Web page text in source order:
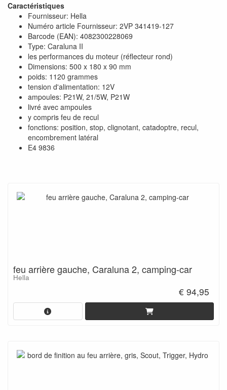
Caractéristiques
Fournisseur: Hella
Numéro article Fournisseur: 2VP 341419-127
Barcode (EAN): 4082300228069
Type: Caraluna II
les performances du moteur (réflecteur rond)
Dimensions: 500 x 180 x 90 mm
poids: 1120 grammes
tension d'alimentation: 12V
ampoules: P21W, 21/5W, P21W
livré avec ampoules
y compris feu de recul
fonctions: position, stop, clignotant, catadoptre, recul,
encombrement latéral
E4 9836
feu arrière gauche, Caraluna 2, camping-car
Hella
€ 94,95